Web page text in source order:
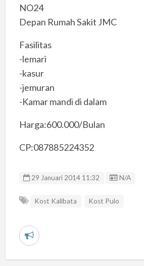
NO24
Depan Rumah Sakit JMC
Fasilitas
-lemari
-kasur
-jemuran
-Kamar mandi di dalam
Harga:600.000/Bulan
CP:087885224352
29 Januari 2014 11:32 Listing ID
N/A
Kost Kalibata Kost Pulo
L